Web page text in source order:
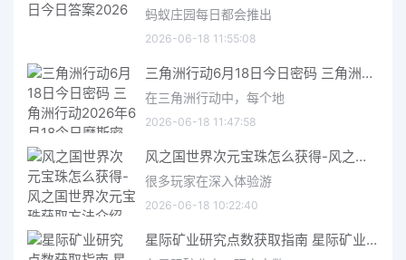
蚂蚁庄园每日都会推出
2026-06-18 11:55:08
三角洲行动6月18日今日密码 三角洲行动2026年6月18今日摩斯密码分享
在三角洲行动中，每个地
2026-06-18 11:47:58
风之国世界次元宝珠怎么获得-风之国世界次元宝珠获取方法介绍
很多玩家在深入体验游
2026-06-18 10:22:40
星际矿业研究点数获取指南 星际矿业研究点数获取方法